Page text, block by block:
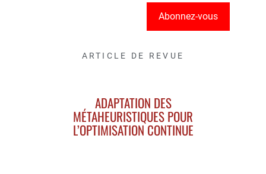
Abonnez-vous
ARTICLE DE REVUE
ADAPTATION DES
MÉTAHEURISTIQUES POUR
L’OPTIMISATION CONTINUE